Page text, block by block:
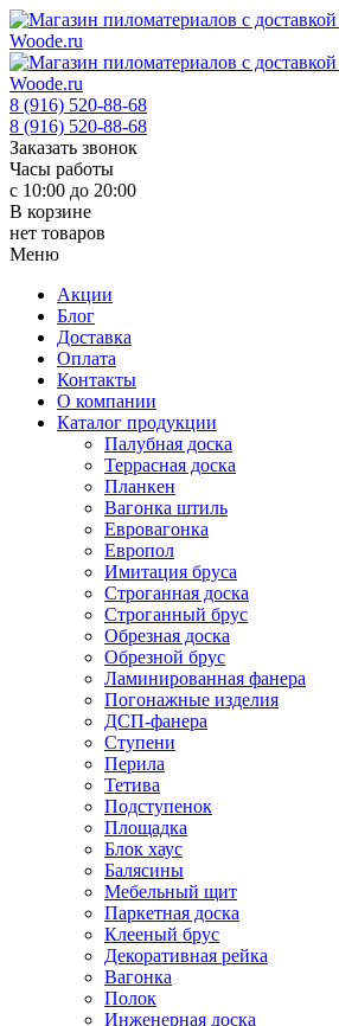
8 (916) 520-88-68
8 (916) 520-88-68
Заказать звонок
Часы работы
с 10:00 до 20:00
В корзине
нет товаров
Меню
Акции
Блог
Доставка
Оплата
Контакты
О компании
Каталог продукции
Палубная доска
Террасная доска
Планкен
Вагонка штиль
Евровагонка
Европол
Имитация бруса
Строганная доска
Строганный брус
Обрезная доска
Обрезной брус
Ламинированная фанера
Погонажные изделия
ДСП-фанера
Ступени
Перила
Тетива
Подступенок
Площадка
Блок хаус
Балясины
Мебельный щит
Паркетная доска
Клееный брус
Декоративная рейка
Вагонка
Полок
Инженерная доска